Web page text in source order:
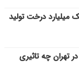
میلیارد درخت تولید
تهران چه تاثیری